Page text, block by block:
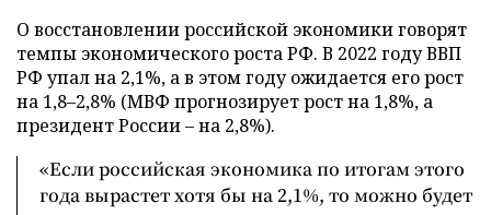
О восстановлении российской экономики говорят
темпы экономического роста РФ. В 2022 году ВВП
РФ упал на 2,1%, а в этом году ожидается его рост
на 1,8–2,8% (МВФ прогнозирует рост на 1,8%, а
президент России – на 2,8%).
«Если российская экономика по итогам этого
года вырастет хотя бы на 2,1%, то можно будет